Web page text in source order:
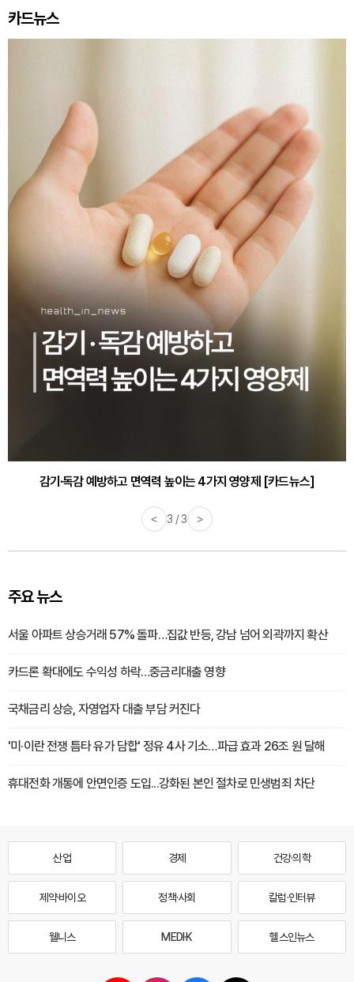
카드뉴스
감기·독감 예방하고 면역력 높이는 4가지 영양제 [카드뉴스]
< 3 / 3 >
주요 뉴스
서울 아파트 상승거래 57% 돌파…집값 반등, 강남 넘어 외곽까지 확산
카드론 확대에도 수익성 하락…중금리대출 영향
국채금리 상승, 자영업자 대출 부담 커진다
'미·이란 전쟁 틈타 유가 담합' 정유 4사 기소…파급 효과 26조 원 달해
휴대전화 개통에 안면인증 도입...강화된 본인 절차로 민생범죄 차단
산업 경제 건강·의학
제약·바이오 정책·사회 칼럼·인터뷰
웰니스 MEDI·K 헬스인뉴스